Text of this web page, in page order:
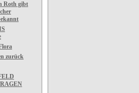
Roth gibt
zurück